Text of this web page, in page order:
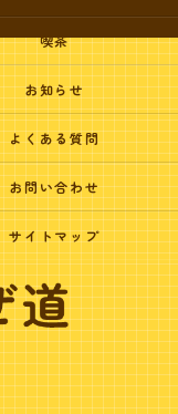
喫茶
お知らせ
よくある質問
お問い合わせ
サイトマップ